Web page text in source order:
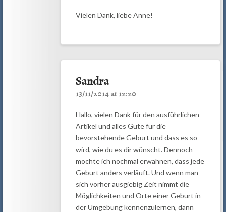
Vielen Dank, liebe Anne!
Sandra
13/11/2014 at 12:20
Hallo, vielen Dank für den ausführlichen
Artikel und alles Gute für die
bevorstehende Geburt und dass es so
wird, wie du es dir wünscht. Dennoch
möchte ich nochmal erwähnen, dass jede
Geburt anders verläuft. Und wenn man
sich vorher ausgiebig Zeit nimmt die
Möglichkeiten und Orte einer Geburt in
der Umgebung kennenzulernen, dann